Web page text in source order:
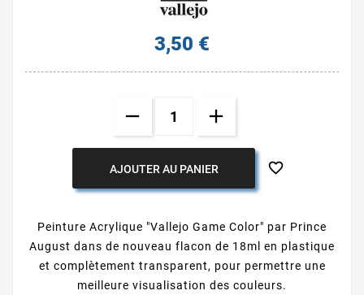
3,50 €
AJOUTER AU PANIER 
Peinture Acrylique "Vallejo Game Color" par Prince
August dans de nouveau flacon de 18ml en plastique
et complètement transparent, pour permettre une
meilleure visualisation des couleurs.